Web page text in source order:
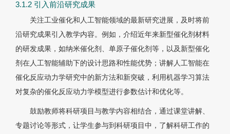
3.1.2 引入前沿研究成果
关注工业催化和人工智能领域的最新研究进展，及时将前
沿研究成果引入教学内容。例如，介绍近年来新型催化剂材料
的研发成果，如纳米催化剂、单原子催化剂等，以及新型催化
剂在人工智能辅助下的设计思路和性能优势；讲解人工智能在
催化反应动力学研究中的新方法和新突破，利用机器学习算法
对复杂的催化反应动力学模型进行参数估计和优化等。
鼓励教师将科研项目与教学内容相结合，通过课堂讲解、
专题讨论等形式，让学生参与到科研项目中，了解科研工作的